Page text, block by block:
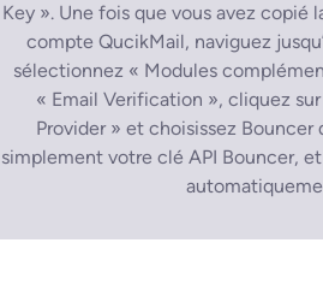
Key ». Une fois que vous avez copié
compte QucikMail, naviguez
sélectionnez « Modules
« Email Verification », cliquez
Provider » et choisissez Bouncer
simplement votre clé API Bouncer,